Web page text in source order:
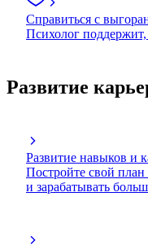
Справиться с
Психолог поддержит,
Развитие
Развитие навыков и
Постройте свой план
и зарабатывать